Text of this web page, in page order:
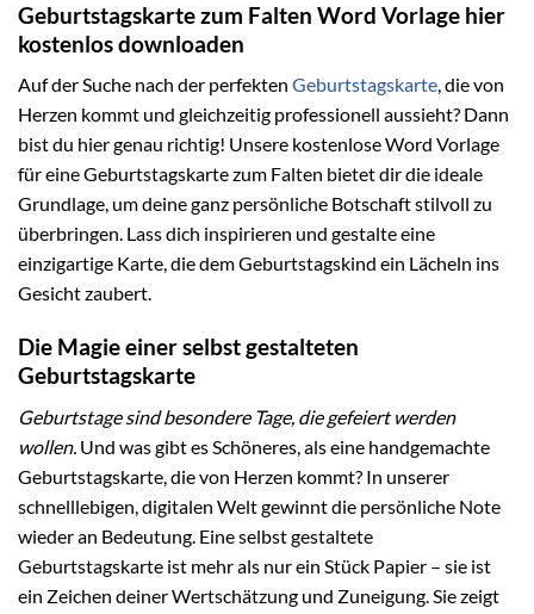
Geburtstagskarte zum Falten Word Vorlage hier
kostenlos downloaden
Auf der Suche nach der perfekten Geburtstagskarte, die von
Herzen kommt und gleichzeitig professionell aussieht? Dann
bist du hier genau richtig! Unsere kostenlose Word Vorlage
für eine Geburtstagskarte zum Falten bietet dir die ideale
Grundlage, um deine ganz persönliche Botschaft stilvoll zu
überbringen. Lass dich inspirieren und gestalte eine
einzigartige Karte, die dem Geburtstagskind ein Lächeln ins
Gesicht zaubert.
Die Magie einer selbst gestalteten
Geburtstagskarte
Geburtstage sind besondere Tage, die gefeiert werden
wollen. Und was gibt es Schöneres, als eine handgemachte
Geburtstagskarte, die von Herzen kommt? In unserer
schnelllebigen, digitalen Welt gewinnt die persönliche Note
wieder an Bedeutung. Eine selbst gestaltete
Geburtstagskarte ist mehr als nur ein Stück Papier – sie ist
ein Zeichen deiner Wertschätzung und Zuneigung. Sie zeigt